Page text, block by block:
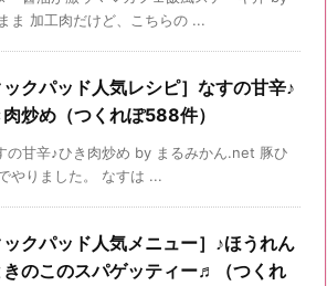
ま 加工肉だけど、こちらの ...
ックパッド人気レシピ］なすの甘辛♪
炒め（つくれぽ588件）
の甘辛♪ひき肉炒め by まるみかん.net 豚ひ
やりました。 なすは ...
ックパッド人気メニュー］♪ほうれん
のこのスパゲッティー♬（つくれ